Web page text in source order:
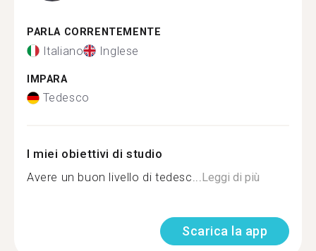
PARLA CORRENTEMENTE
Italiano Inglese
IMPARA
Tedesco
I miei obiettivi di studio
Avere un buon livello di tedesc...Leggi di più
Scarica la app